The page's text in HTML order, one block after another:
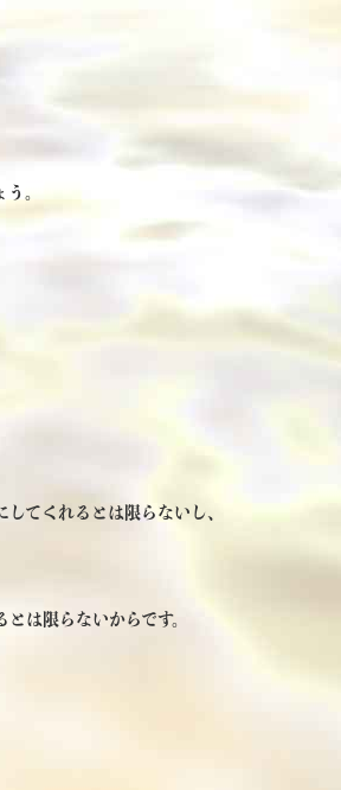
。
てくれるとは限らないし、
は限らないからです。